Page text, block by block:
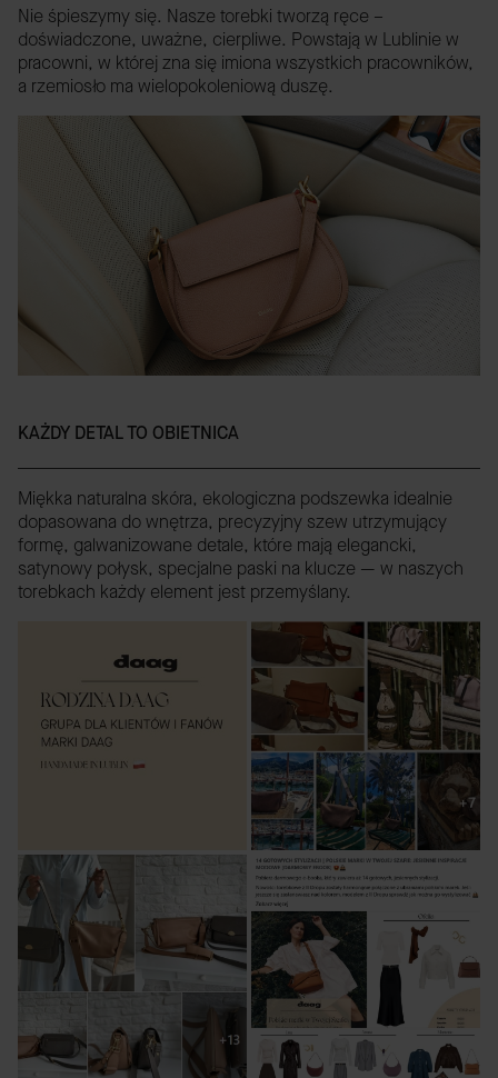
Nie śpieszymy się. Nasze torebki tworzą ręce –
doświadczone, uważne, cierpliwe. Powstają w Lublinie w
pracowni, w której zna się imiona wszystkich pracowników,
a rzemiosło ma wielopokoleniową duszę.
KAŻDY DETAL TO OBIETNICA
Miękka naturalna skóra, ekologiczna podszewka idealnie
dopasowana do wnętrza, precyzyjny szew utrzymujący
formę, galwanizowane detale, które mają elegancki,
satynowy połysk, specjalne paski na klucze — w naszych
torebkach każdy element jest przemyślany.